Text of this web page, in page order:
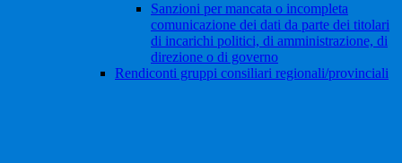
Sanzioni per mancata o incompleta
comunicazione dei dati da parte dei titolari
di incarichi politici, di amministrazione, di
direzione o di governo
Rendiconti gruppi consiliari regionali/provinciali